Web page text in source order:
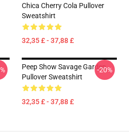
Chica Cherry Cola Pullover
Sweatshirt
32,35 £ - 37,88 £
Peep Show Savage Garden
Pullover Sweatshirt
32,35 £ - 37,88 £
-20%